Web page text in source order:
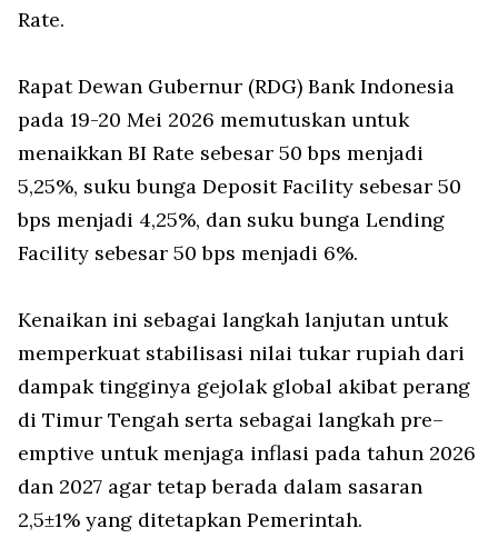
Rate.
Rapat Dewan Gubernur (RDG) Bank Indonesia
pada 19-20 Mei 2026 memutuskan untuk
menaikkan BI Rate sebesar 50 bps menjadi
5,25%, suku bunga Deposit Facility sebesar 50
bps menjadi 4,25%, dan suku bunga Lending
Facility sebesar 50 bps menjadi 6%.
Kenaikan ini sebagai langkah lanjutan untuk
memperkuat stabilisasi nilai tukar rupiah dari
dampak tingginya gejolak global akibat perang
di Timur Tengah serta sebagai langkah pre–
emptive untuk menjaga inflasi pada tahun 2026
dan 2027 agar tetap berada dalam sasaran
2,5±1% yang ditetapkan Pemerintah.